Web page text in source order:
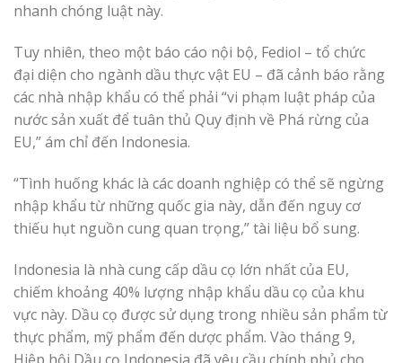
nhanh chóng luật này.
Tuy nhiên, theo một báo cáo nội bộ, Fediol – tổ chức
đại diện cho ngành dầu thực vật EU – đã cảnh báo rằng
các nhà nhập khẩu có thể phải “vi phạm luật pháp của
nước sản xuất để tuân thủ Quy định về Phá rừng của
EU,” ám chỉ đến Indonesia.
“Tình huống khác là các doanh nghiệp có thể sẽ ngừng
nhập khẩu từ những quốc gia này, dẫn đến nguy cơ
thiếu hụt nguồn cung quan trọng,” tài liệu bổ sung.
Indonesia là nhà cung cấp dầu cọ lớn nhất của EU,
chiếm khoảng 40% lượng nhập khẩu dầu cọ của khu
vực này. Dầu cọ được sử dụng trong nhiều sản phẩm từ
thực phẩm, mỹ phẩm đến dược phẩm. Vào tháng 9,
Hiệp hội Dầu cọ Indonesia đã yêu cầu chính phủ cho